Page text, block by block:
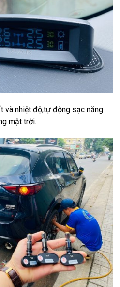
và nhiệt độ,tự động sạc năng
mặt trời.